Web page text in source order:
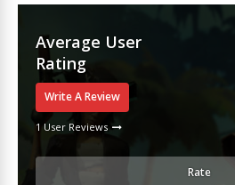
Average User
Rating
Write A Review
1 User Reviews
Rate